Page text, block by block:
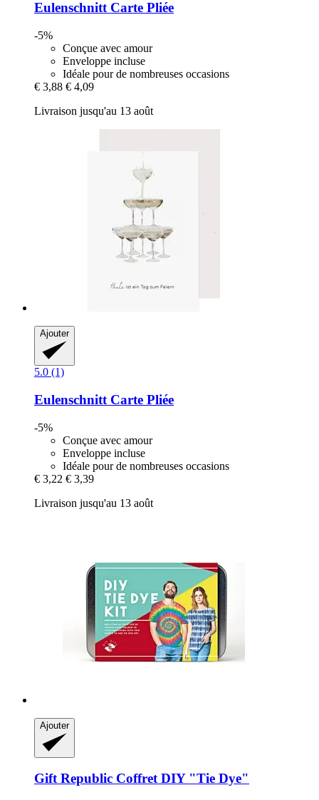
EulenschnittCarte Pliée
-5%
Conçue avec amour
Enveloppe incluse
Idéale pour de nombreuses occasions
€ 3,88 € 4,09
Livraison jusqu'au 13 août
Ajouter
5.0 (1)
Eulenschnitt Carte Pliée
-5%
Conçue avec amour
Enveloppe incluse
Idéale pour de nombreuses occasions
€ 3,22 € 3,39
Livraison jusqu'au 13 août
Ajouter
Gift Republic Coffret DIY "Tie Dye"